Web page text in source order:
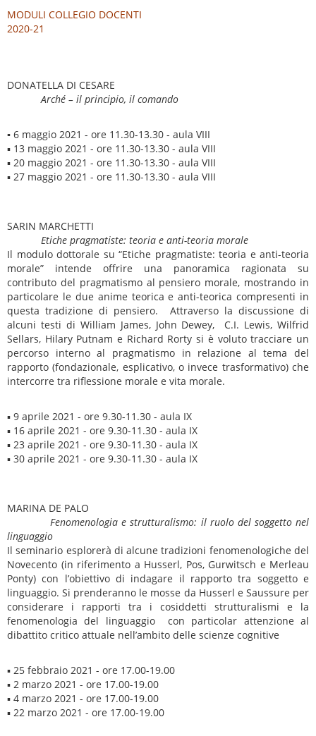
MODULI COLLEGIO DOCENTI
2020-21
DONATELLA DI CESARE
Arché – il principio, il comando
▪ 6 maggio 2021 - ore 11.30-13.30 - aula VIII
▪ 13 maggio 2021 - ore 11.30-13.30 - aula VIII
▪ 20 maggio 2021 - ore 11.30-13.30 - aula VIII
▪ 27 maggio 2021 - ore 11.30-13.30 - aula VIII
SARIN MARCHETTI
Etiche pragmatiste: teoria e anti-teoria morale
Il modulo dottorale su “Etiche pragmatiste: teoria e anti-teoria
morale” intende offrire una panoramica ragionata su
contributo del pragmatismo al pensiero morale, mostrando in
particolare le due anime teorica e anti-teorica compresenti in
questa tradizione di pensiero. Attraverso la discussione di
alcuni testi di William James, John Dewey, C.I. Lewis, Wilfrid
Sellars, Hilary Putnam e Richard Rorty si è voluto tracciare un
percorso interno al pragmatismo in relazione al tema del
rapporto (fondazionale, esplicativo, o invece trasformativo) che
intercorre tra riflessione morale e vita morale.
▪ 9 aprile 2021 - ore 9.30-11.30 - aula IX
▪ 16 aprile 2021 - ore 9.30-11.30 - aula IX
▪ 23 aprile 2021 - ore 9.30-11.30 - aula IX
▪ 30 aprile 2021 - ore 9.30-11.30 - aula IX
MARINA DE PALO
Fenomenologia e strutturalismo: il ruolo del soggetto nel
linguaggio
Il seminario esplorerà di alcune tradizioni fenomenologiche del
Novecento (in riferimento a Husserl, Pos, Gurwitsch e Merleau
Ponty) con l’obiettivo di indagare il rapporto tra soggetto e
linguaggio. Si prenderanno le mosse da Husserl e Saussure per
considerare i rapporti tra i cosiddetti strutturalismi e la
fenomenologia del linguaggio con particolar attenzione al
dibattito critico attuale nell’ambito delle scienze cognitive
▪ 25 febbraio 2021 - ore 17.00-19.00
▪ 2 marzo 2021 - ore 17.00-19.00
▪ 4 marzo 2021 - ore 17.00-19.00
▪ 22 marzo 2021 - ore 17.00-19.00